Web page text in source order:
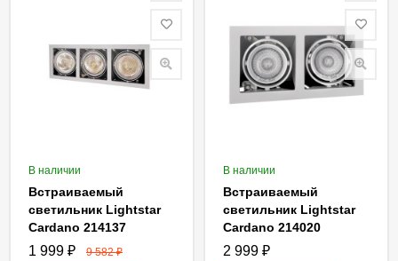
В наличии
Встраиваемый
светильник Lightstar
Cardano 214137
1 999 ₽ 9 582₽
В наличии
Встраиваемый
светильник Lightstar
Cardano 214020
2 999 ₽